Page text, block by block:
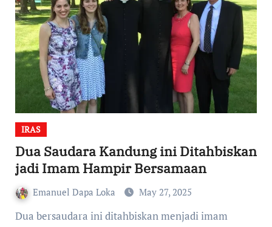
IRAS
Dua Saudara Kandung ini Ditahbiskan
jadi Imam Hampir Bersamaan
Emanuel Dapa Loka May 27, 2025
Dua bersaudara ini ditahbiskan menjadi imam